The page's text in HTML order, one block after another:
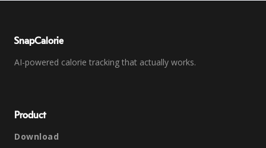
SnapCalorie
AI-powered calorie tracking that actually works.
Product
Download